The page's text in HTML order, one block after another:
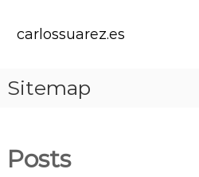
carlossuarez.es
Sitemap
Posts